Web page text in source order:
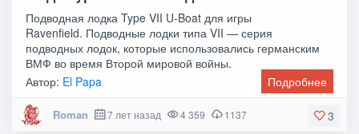
Подводная лодка Type VII U-Boat для игры
Ravenfield. Подводные лодки типа VII — серия
подводных лодок, которые использовались германским
ВМФ во время Второй мировой войны.
Автор: El Papa Подробнее
3
Roman 7 лет назад 4 359 1137